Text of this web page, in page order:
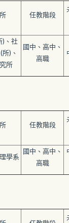
任教階段
)、社
)、
所
國中、高中、
高職
任教階段
學系
國中、高中、
高職